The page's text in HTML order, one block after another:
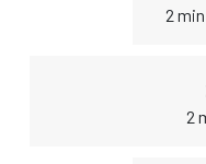
2
2